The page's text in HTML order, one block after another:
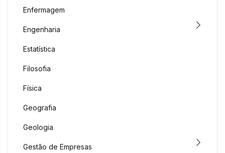
Enfermagem
Engenharia
Estatística
Filosofia
Física
Geografia
Geologia
Gestão de Empresas